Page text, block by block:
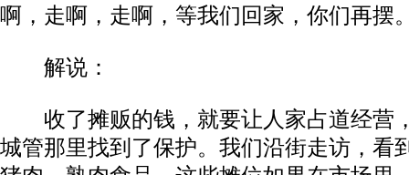
啊，走啊，走啊，等我们回家，你们再摆
解说：
收了摊贩的钱，就要让人家占道经营
城管那里找到了保护。我们沿街走访，看